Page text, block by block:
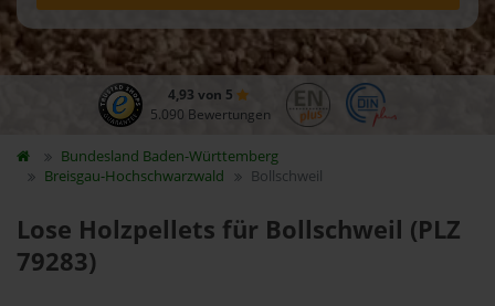
4,93 von 5
5.090 Bewertungen
Bundesland Baden-Württemberg
Breisgau-Hochschwarzwald
Bollschweil
Lose Holzpellets für Bollschweil (PLZ
79283)